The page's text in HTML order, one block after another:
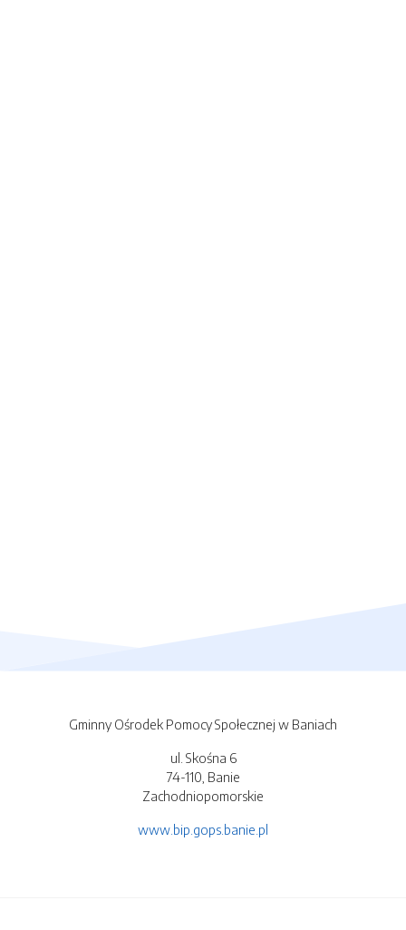
Gminny Ośrodek Pomocy Społecznej w Baniach
ul. Skośna 6
74-110, Banie
Zachodniopomorskie
www.bip.gops.banie.pl